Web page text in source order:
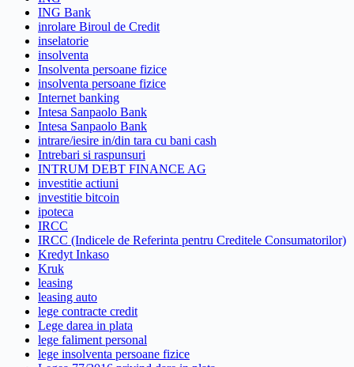
ING Bank
inrolare Biroul de Credit
inselatorie
insolventa
Insolventa persoane fizice
insolventa persoane fizice
Internet banking
Intesa Sanpaolo Bank
Intesa Sanpaolo Bank
intrare/iesire in/din tara cu bani cash
Intrebari si raspunsuri
INTRUM DEBT FINANCE AG
investitie actiuni
investitie bitcoin
ipoteca
IRCC
IRCC (Indicele de Referinta pentru Creditele Consumatorilor)
Kredyt Inkaso
Kruk
leasing
leasing auto
lege contracte credit
Lege darea in plata
lege faliment personal
lege insolventa persoane fizice